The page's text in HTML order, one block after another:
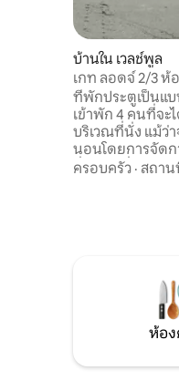
บ้านใน เวลช์พูล
เกท ลอดจ์ 2/3 ห้
ที่พักประตูเป็นแบ
เข้าพัก 4 คนที่จะ
บริเวณที่นั่ง แม้ว่
นอนโดยการจัดก
ยิ่งหากเพิ่งเข้าร่ว
พักค้างคืน เข้าถึ
เดินหรือเดินทา
A483 once Principal
เวลช์พูลหรือ 5 น
ครอบครัว · สถาน
ห้อง